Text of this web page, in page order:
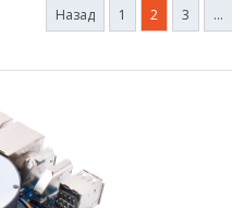
Назад 1 2 3 …